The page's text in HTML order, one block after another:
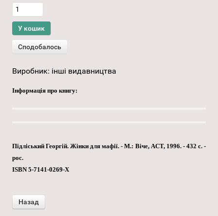
Виробник: інші видавництва
Інформація про книгу:
Підліський Георгій. Жінки для мафії. - М.: Віче, ACT, 1996. - 432 с. -
рос.
ISBN 5-7141-0269-Х